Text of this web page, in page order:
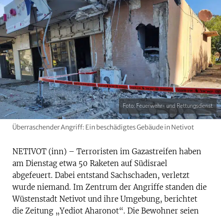
Foto: Feuerwehr- und Rettungsdienst
Überraschender Angriff: Ein beschädigtes Gebäude in Netivot
NETIVOT (inn) – Terroristen im Gazastreifen haben
am Dienstag etwa 50 Raketen auf Südisrael
abgefeuert. Dabei entstand Sachschaden, verletzt
wurde niemand. Im Zentrum der Angriffe standen die
Wüstenstadt Netivot und ihre Umgebung, berichtet
die Zeitung „Yediot Aharonot“. Die Bewohner seien